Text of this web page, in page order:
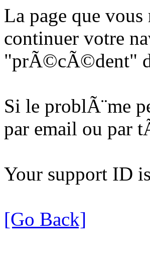
La page que
continuer votre
"prÃ©cÃ©dent"
Si le problÃ¨me
par email ou par
Your support ID
[Go Back]